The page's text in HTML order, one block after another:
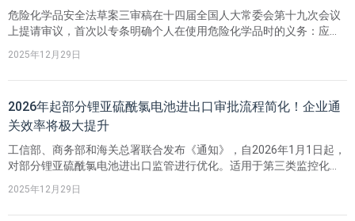
危险化学品安全法草案三审稿在十四届全国人大常委会第十九次会议
上提请审议，首次以专条明确个人在使用危险化学品时的义务：应当
了解危险特性、正确使用方法和防护措施，不得违法使用、储存、处
置危险化学品。该规定回应杭州氢氟酸致死等事件，推动监管对象从
单位延伸至个人，强化认知义务、安全操作义务和法律底线义务，并
2025年12月29日
2026年起部分锂亚硫酰氯电池进出口审批流程简化！企业通
关效率将极大提升
工信部、商务部和海关总署联合发布《通知》，自2026年1月1日起，
对部分锂亚硫酰氯电池进出口监管进行优化。适用于第三类监控化学
品亚硫酰氯灌装量不超过1千克的单个锂亚硫酰氯电池或电池组，此类
产品由于亚硫酰氯含量少且密封性好，扩散和滥用风险低，进出口环
节无需办理《监控化学品进出口核准单》及《两用物项和技术进出口
2025年12月29日